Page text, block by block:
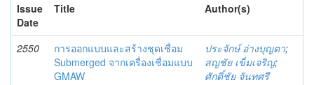
Issue
Date
Title Author(s)
2550
การออกแบบและสร้างชุดเชื่อม
Submerged จากเครื่องเชื่อมแบบ
GMAW
ประจักษ์ อ่างบุญตา;
สญชัย เข็มเจริญ;
ศักดิ์ชัย จันทศรี